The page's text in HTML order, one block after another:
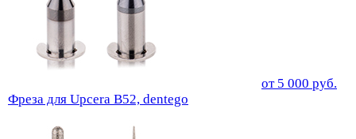
от 5 000 руб.
Фреза для Upcera B52, dentego